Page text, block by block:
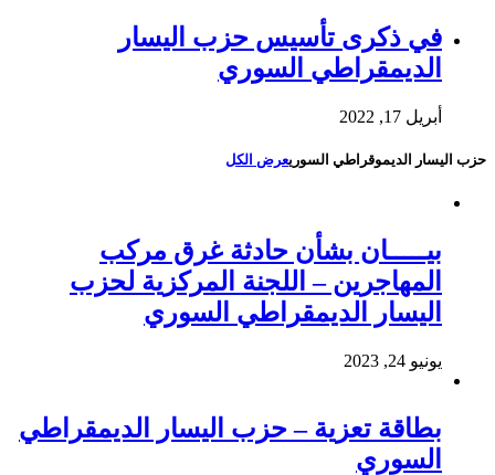
في ذكرى تأسيس حزب اليسار
الديمقراطي السوري
أبريل 17, 2022
حزب اليسار الديموقراطي السوريعرض الكل
بيـــــان بشأن حادثة غرق مركب
المهاجرين – اللجنة المركزية لحزب
اليسار الديمقراطي السوري
يونيو 24, 2023
بطاقة تعزية – حزب اليسار الديمقراطي
السوري